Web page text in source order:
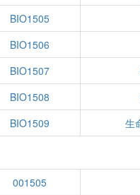
BIO1505
BIO1506
BIO1507
BIO1508
BIO1509
生
001505